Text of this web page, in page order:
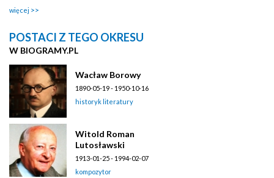
więcej
POSTACI Z TEGO OKRESU
W BIOGRAMY.PL
Wacław Borowy
1890-05-19 - 1950-10-16
historyk literatury
Witold Roman
Lutosławski
1913-01-25 - 1994-02-07
kompozytor